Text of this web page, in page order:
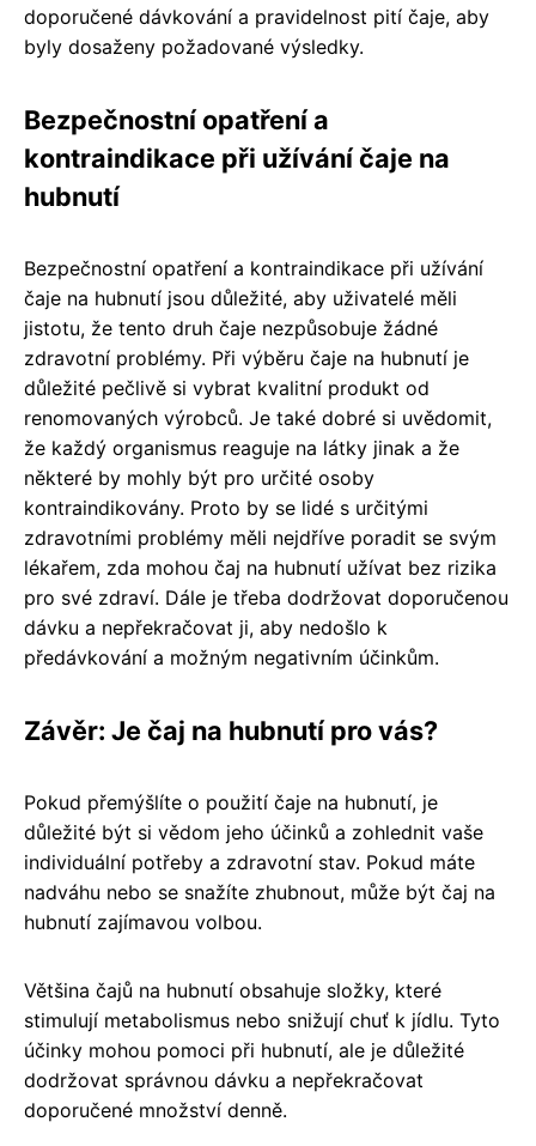
doporučené dávkování a pravidelnost pití čaje, aby
byly dosaženy požadované výsledky.
Bezpečnostní opatření a
kontraindikace při užívání čaje na
hubnutí
Bezpečnostní opatření a kontraindikace při užívání
čaje na hubnutí jsou důležité, aby uživatelé měli
jistotu, že tento druh čaje nezpůsobuje žádné
zdravotní problémy. Při výběru čaje na hubnutí je
důležité pečlivě si vybrat kvalitní produkt od
renomovaných výrobců. Je také dobré si uvědomit,
že každý organismus reaguje na látky jinak a že
některé by mohly být pro určité osoby
kontraindikovány. Proto by se lidé s určitými
zdravotními problémy měli nejdříve poradit se svým
lékařem, zda mohou čaj na hubnutí užívat bez rizika
pro své zdraví. Dále je třeba dodržovat doporučenou
dávku a nepřekračovat ji, aby nedošlo k
předávkování a možným negativním účinkům.
Závěr: Je čaj na hubnutí pro vás?
Pokud přemýšlíte o použití čaje na hubnutí, je
důležité být si vědom jeho účinků a zohlednit vaše
individuální potřeby a zdravotní stav. Pokud máte
nadváhu nebo se snažíte zhubnout, může být čaj na
hubnutí zajímavou volbou.
Většina čajů na hubnutí obsahuje složky, které
stimulují metabolismus nebo snižují chuť k jídlu. Tyto
účinky mohou pomoci při hubnutí, ale je důležité
dodržovat správnou dávku a nepřekračovat
doporučené množství denně.